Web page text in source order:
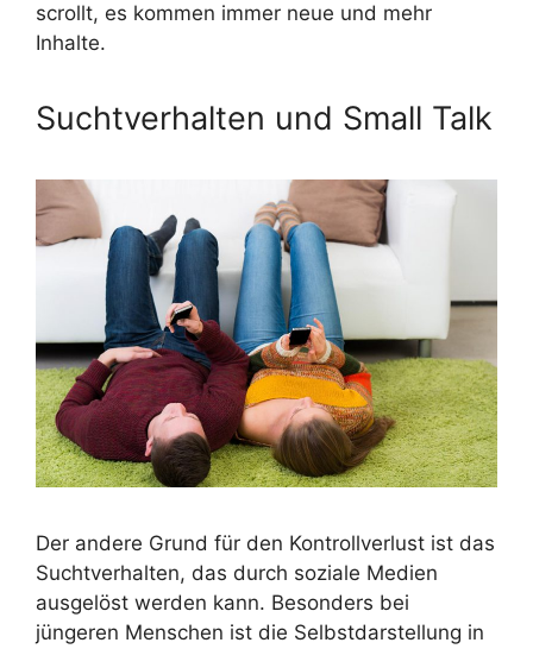
scrollt, es kommen immer neue und mehr
Inhalte.
Suchtverhalten und Small Talk
Der andere Grund für den Kontrollverlust ist das
Suchtverhalten, das durch soziale Medien
ausgelöst werden kann. Besonders bei
jüngeren Menschen ist die Selbstdarstellung in